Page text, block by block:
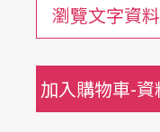
瀏覽文字資
加入購物車-資